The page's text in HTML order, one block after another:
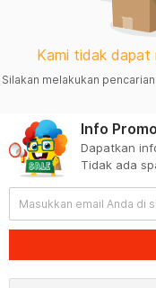
Kami tidak dapat
Silakan melakukan
Info
Dapatkan
Tidak ada